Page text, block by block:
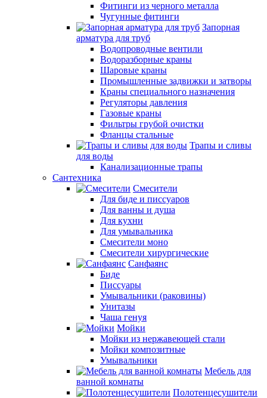
Фитинги из черного металла
Чугунные фитинги
Запорная
арматура для труб
Водопроводные вентили
Водоразборные краны
Шаровые краны
Промышленные задвижки и затворы
Краны специального назначения
Регуляторы давления
Газовые краны
Фильтры грубой очистки
Фланцы стальные
Трапы и сливы
для воды
Канализационные трапы
Сантехника
Смесители
Для биде и писсуаров
Для ванны и душа
Для кухни
Для умывальника
Смесители моно
Смесители хирургические
Санфаянс
Биде
Писсуары
Умывальники (раковины)
Унитазы
Чаша генуя
Мойки
Мойки из нержавеющей стали
Мойки композитные
Умывальники
Мебель для
ванной комнаты
Полотенцесушители